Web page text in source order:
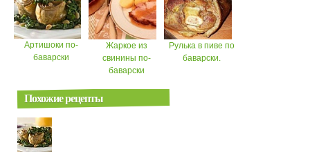
Артишоки по-
баварски
Жаркое из
свинины по-
баварски
Рулька в пиве по
баварски.
Похожие рецепты